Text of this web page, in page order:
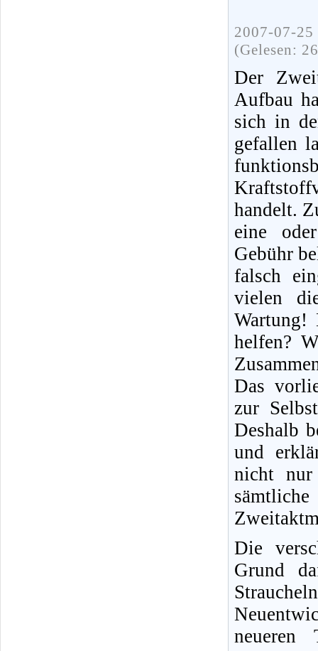
2007-07-
(Gelesen:
Der
Aufbau
sich in
gefallen
handelt.
eine
Gebühr
falsch
vielen
Wartung!
helfen?
Das
zur
Deshalb
und
nicht
Die
Grund
neueren